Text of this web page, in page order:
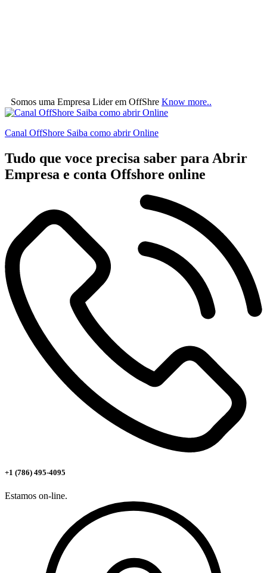
Somos uma Empresa Lider em OffShre Know more..
Canal OffShore Saiba como abrir Online
Tudo que voce precisa saber para Abrir
Empresa e conta Offshore online
+1 (786) 495-4095
Estamos on-line.